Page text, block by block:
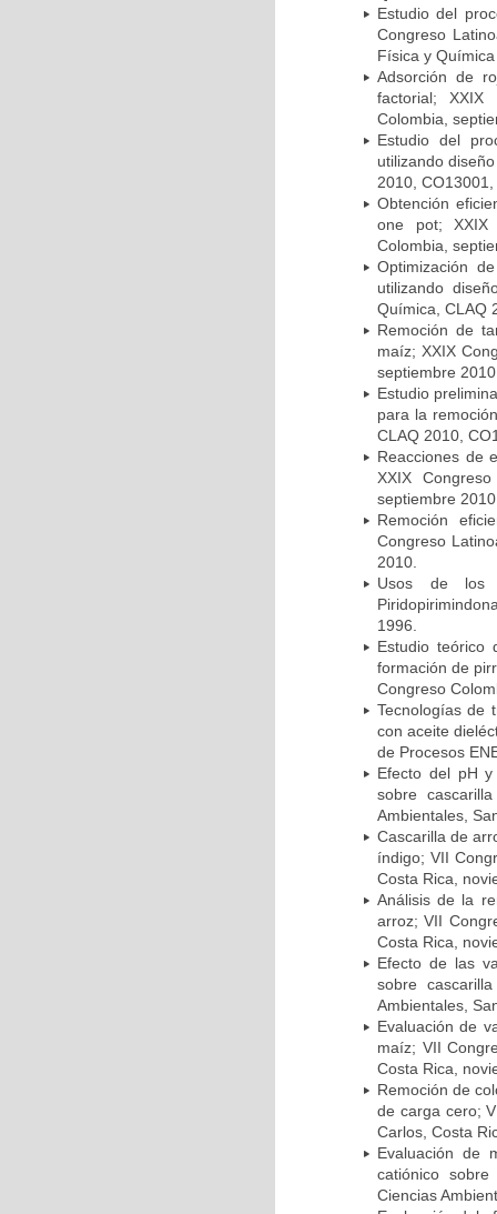
Estudio del
Congreso
Física y
Adsorción de
factorial; XXIX
Colombia,
Estudio del
utilizando
2010,
Obtención
one pot; XXIX
Colombia,
Optimización
utilizando
Química, CLAQ
Remoción de
maíz; XXIX
septiembre
Estudio
para la
CLAQ 2010,
Reacciones de
XXIX
septiembre
Remoción
Congreso
2010.
Usos de los
1996.
Estudio teórico
formación de
Congreso
Tecnologías de
con aceite
de Procesos
Efecto del pH
sobre
Ambientales,
Cascarilla de
índigo; VII
Costa Rica,
Análisis de la
arroz; VII
Costa Rica,
Efecto de las
sobre
Ambientales,
Evaluación de
maíz; VII
Costa Rica,
Remoción de
de carga cero;
Carlos, Costa
Evaluación de
catiónico
Ciencias